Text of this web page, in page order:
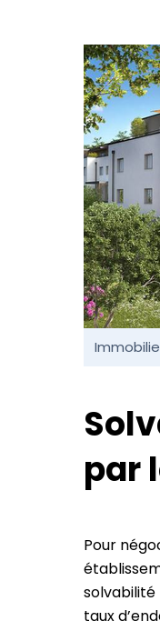
par
Pour
solvabilité
taux